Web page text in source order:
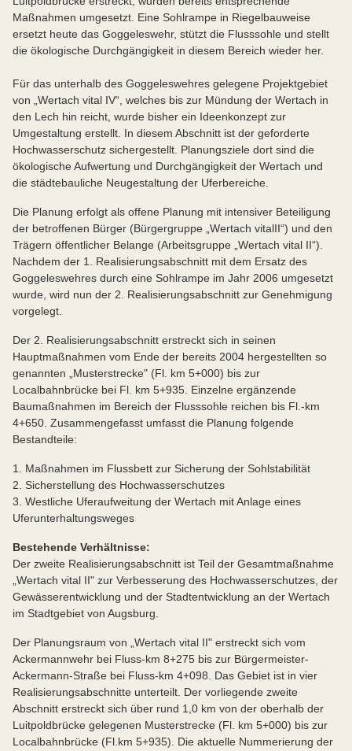
Maßnahmen umgesetzt. Eine Sohlrampe in Riegelbauweise
ersetzt heute das Goggeleswehr, stützt die Flusssohle und stellt
die ökologische Durchgängigkeit in diesem Bereich wieder her.
Für das unterhalb des Goggeleswehres gelegene Projektgebiet
von „Wertach vital IV“, welches bis zur Mündung der Wertach in
den Lech hin reicht, wurde bisher ein Ideenkonzept zur
Umgestaltung erstellt. In diesem Abschnitt ist der geforderte
Hochwasserschutz sichergestellt. Planungsziele dort sind die
ökologische Aufwertung und Durchgängigkeit der Wertach und
die städtebauliche Neugestaltung der Uferbereiche.
Die Planung erfolgt als offene Planung mit intensiver Beteiligung
der betroffenen Bürger (Bürgergruppe „Wertach vitalII“) und den
Trägern öffentlicher Belange (Arbeitsgruppe „Wertach vital II“).
Nachdem der 1. Realisierungsabschnitt mit dem Ersatz des
Goggeleswehres durch eine Sohlrampe im Jahr 2006 umgesetzt
wurde, wird nun der 2. Realisierungsabschnitt zur Genehmigung
vorgelegt.
Der 2. Realisierungsabschnitt erstreckt sich in seinen
Hauptmaßnahmen vom Ende der bereits 2004 hergestellten so
genannten „Musterstrecke" (Fl. km 5+000) bis zur
Localbahnbrücke bei Fl. km 5+935. Einzelne ergänzende
Baumaßnahmen im Bereich der Flusssohle reichen bis Fl.-km
4+650. Zusammengefasst umfasst die Planung folgende
Bestandteile:
1. Maßnahmen im Flussbett zur Sicherung der Sohlstabilität
2. Sicherstellung des Hochwasserschutzes
3. Westliche Uferaufweitung der Wertach mit Anlage eines
Uferunterhaltungsweges
Bestehende Verhältnisse:
Der zweite Realisierungsabschnitt ist Teil der Gesamtmaßnahme
„Wertach vital II" zur Verbesserung des Hochwasserschutzes, der
Gewässerentwicklung und der Stadtentwicklung an der Wertach
im Stadtgebiet von Augsburg.
Der Planungsraum von „Wertach vital II" erstreckt sich vom
Ackermannwehr bei Fluss-km 8+275 bis zur Bürgermeister-
Ackermann-Straße bei Fluss-km 4+098. Das Gebiet ist in vier
Realisierungsabschnitte unterteilt. Der vorliegende zweite
Abschnitt erstreckt sich über rund 1,0 km von der oberhalb der
Luitpoldbrücke gelegenen Musterstrecke (Fl. km 5+000) bis zur
Localbahnbrücke (Fl.km 5+935). Die aktuelle Nummerierung der